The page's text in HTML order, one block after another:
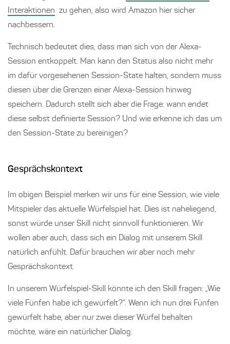
Interaktionen zu gehen, also wird Amazon hier sicher
nachbessern.
Technisch bedeutet dies, dass man sich von der Alexa-
Session entkoppelt. Man kann den Status also nicht mehr
im dafür vorgesehenen Session-State halten, sondern muss
diesen über die Grenzen einer Alexa-Session hinweg
speichern. Dadurch stellt sich aber die Frage: wann endet
diese selbst definierte Session? Und wie erkenne ich das um
den Session-State zu bereinigen?
Gesprächskontext
Im obigen Beispiel merken wir uns für eine Session, wie viele
Mitspieler das aktuelle Würfelspiel hat. Dies ist naheliegend,
sonst würde unser Skill nicht sinnvoll funktionieren. Wir
wollen aber auch, dass sich ein Dialog mit unserem Skill
natürlich anfühlt. Dafür brauchen wir aber noch mehr
Gesprächskontext.
In unserem Würfelspiel-Skill könnte ich den Skill fragen: „Wie
viele Fünfen habe ich gewürfelt?“. Wenn ich nun drei Fünfen
gewürfelt habe, aber nur zwei dieser Würfel behalten
möchte, wäre ein natürlicher Dialog: